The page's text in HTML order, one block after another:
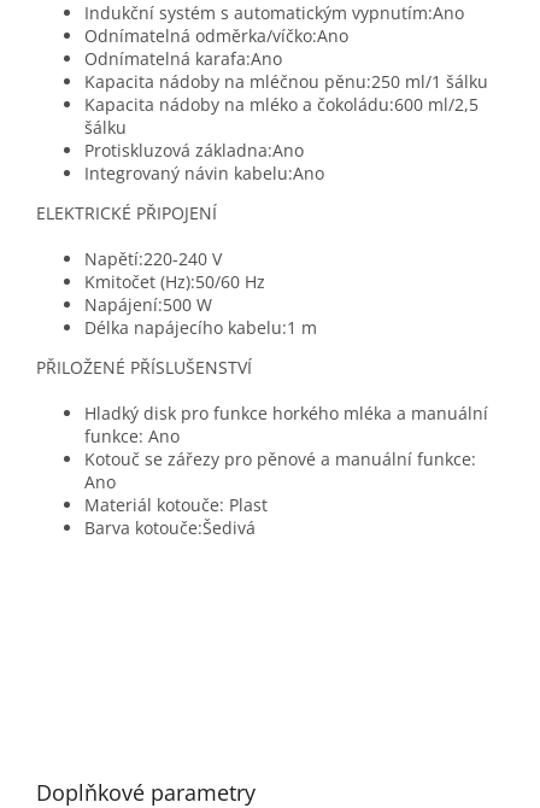
Indukční systém s automatickým vypnutím:Ano
Odnímatelná odměrka/víčko:Ano
Odnímatelná karafa:Ano
Kapacita nádoby na mléčnou pěnu:250 ml/1 šálku
Kapacita nádoby na mléko a čokoládu:600 ml/2,5
šálku
Protiskluzová základna:Ano
Integrovaný návin kabelu:Ano
ELEKTRICKÉ PŘIPOJENÍ
Napětí:220-240 V
Kmitočet (Hz):50/60 Hz
Napájení:500 W
Délka napájecího kabelu:1 m
PŘILOŽENÉ PŘÍSLUŠENSTVÍ
Hladký disk pro funkce horkého mléka a manuální
funkce: Ano
Kotouč se zářezy pro pěnové a manuální funkce:
Ano
Materiál kotouče: Plast
Barva kotouče:Šedivá
Doplňkové parametry